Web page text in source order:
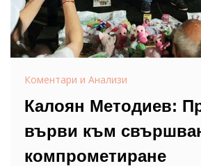
Коментари и Анализи
Калоян Методиев:
върви към
компрометиране